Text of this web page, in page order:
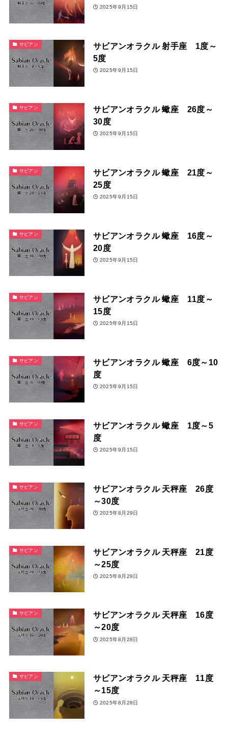
2025年9月15日
サビアン
サビアンオラクル 射手座 1度～
5度
2025年9月15日
サビアン
サビアンオラクル 蠍座 26度～
30度
2025年9月15日
サビアン
サビアンオラクル 蠍座 21度～
25度
2025年9月15日
サビアン
サビアンオラクル 蠍座 16度～
20度
2025年9月15日
サビアン
サビアンオラクル 蠍座 11度～
15度
2025年9月15日
サビアン
サビアンオラクル 蠍座 6度～10
度
2025年9月15日
サビアン
サビアンオラクル 蠍座 1度～5
度
2025年9月15日
サビアン
サビアンオラクル 天秤座 26度
～30度
2025年8月29日
サビアン
サビアンオラクル 天秤座 21度
～25度
2025年8月29日
サビアン
サビアンオラクル 天秤座 16度
～20度
2025年8月28日
サビアン
サビアンオラクル 天秤座 11度
～15度
2025年8月28日